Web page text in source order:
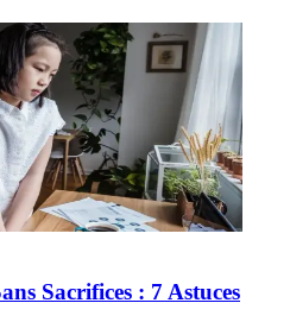
Sacrifices : 7 Astuces